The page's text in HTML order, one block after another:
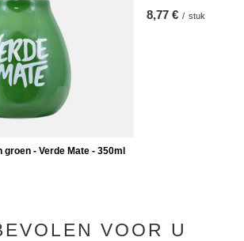
- Verde Mate - 350ml
8,77 € / stuk
VOOR U